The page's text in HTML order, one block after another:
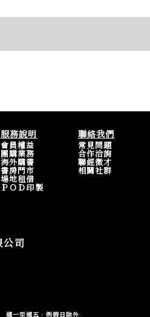
服務說明
會員權益
團購業務
海外購書
書房門市
場地租借
ＰＯＤ印製
聯絡我們
常見問題
合作洽詢
聯經徵才
相關社群
公司
一至週五．例假日除外